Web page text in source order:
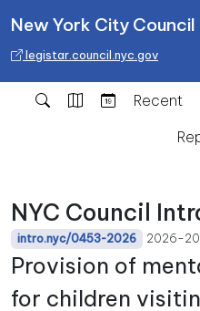
New York City
legistar.council.nyc.gov
Recent
NYC Council
intro.nyc/0453-2026 2026-
Provision of
for children